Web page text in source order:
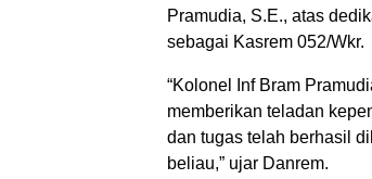
Pramudia, S.E., atas
sebagai Kasrem 052/Wkr.
“Kolonel Inf Bram
memberikan teladan
dan tugas telah berhasil
beliau,” ujar Danrem.